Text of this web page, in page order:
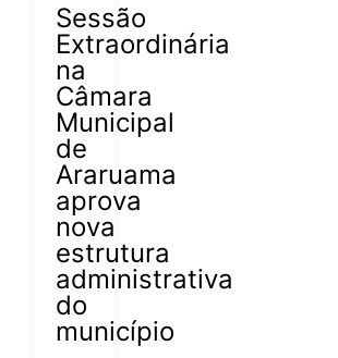
Sessão
Extraordinária
na
Câmara
Municipal
de
Araruama
aprova
nova
estrutura
administrativa
do
município